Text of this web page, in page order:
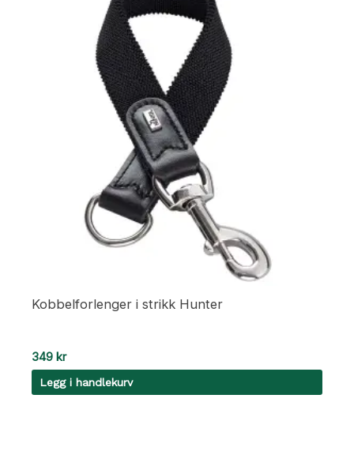
Kobbelforlenger i strikk Hunter
349 kr
Legg i handlekurv